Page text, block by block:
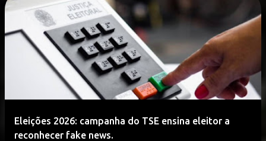
Eleições 2026: campanha do TSE ensina eleitor a
reconhecer fake news.